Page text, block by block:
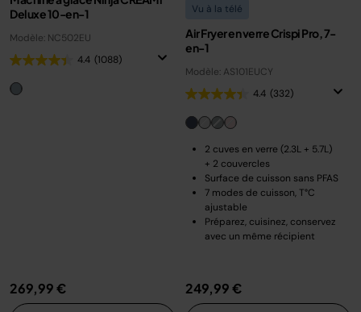
Deluxe 10-en-1
Modèle: NC502EU
4.4 (1088)
269,99 €
Vu à la télé
Air Fryer en verre Crispi Pro, 7-
en-1
Modèle: AS101EUCY
4.4 (332)
2 cuves en verre (2.3L + 5.7L)
+ 2 couvercles
Surface de cuisson sans PFAS
7 modes de cuisson, T°C
ajustable
Préparez, cuisinez, conservez
avec un même récipient
249,99 €